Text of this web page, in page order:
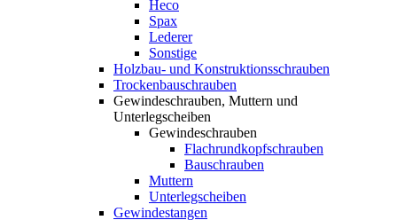
Heco
Spax
Lederer
Sonstige
Holzbau- und Konstruktionsschrauben
Trockenbauschrauben
Gewindeschrauben, Muttern und
Unterlegscheiben
Gewindeschrauben
Flachrundkopfschrauben
Bauschrauben
Muttern
Unterlegscheiben
Gewindestangen